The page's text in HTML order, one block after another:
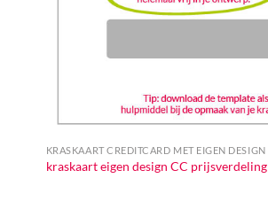
kraskaart eigen design CC prijsverdeling